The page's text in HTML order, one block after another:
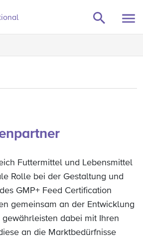
Futtermittel und Lebensmittel
Rolle bei der Gestaltung und
GMP+ Feed Certification
gemeinsam an der Entwicklung
dabei mit Ihren
an die Marktbedürfnisse